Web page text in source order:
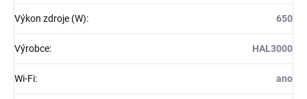
Výkon zdroje (W): 650
Výrobce: HAL3000
Wi-Fi: ano